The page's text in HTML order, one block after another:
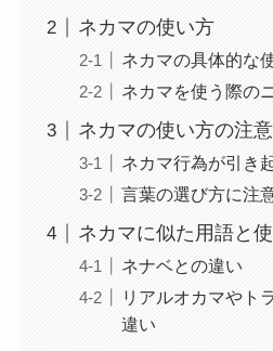
ネカマの使い方
ネカマの具体的な
ネカマを使う際の
ネカマの使い方の注
ネカマ行為が引き
言葉の選び方に注
ネカマに似た用語と
ネナベとの違い
リアルオカマやト
違い